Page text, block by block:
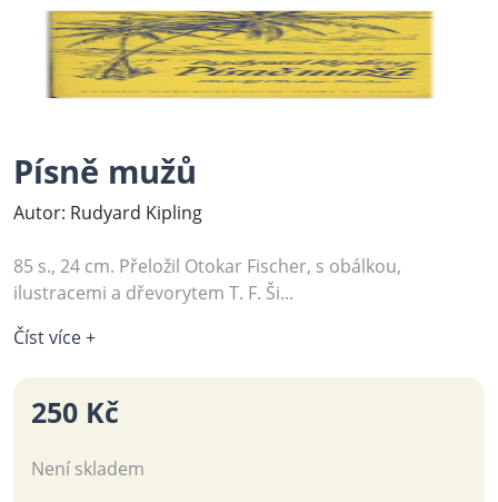
Písně mužů
Autor: Rudyard Kipling
85 s., 24 cm. Přeložil Otokar Fischer, s obálkou,
ilustracemi a dřevorytem T. F. Ši...
Číst více +
250 Kč
Není skladem